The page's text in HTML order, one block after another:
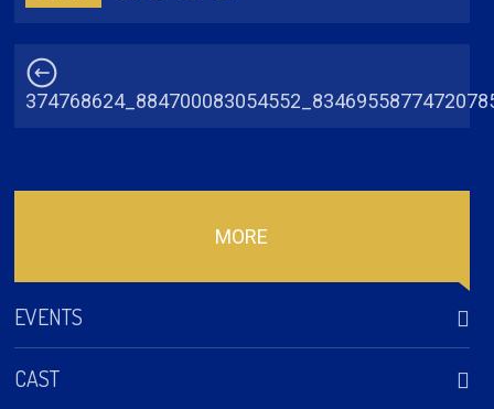
MORE
EVENTS
CAST